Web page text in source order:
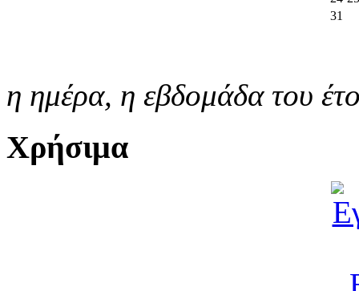
31
η ημέρα, η εβδομάδα του
Χρήσιμα